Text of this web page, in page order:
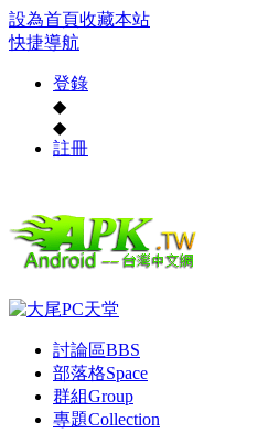
設為首頁收藏本站
快捷導航
登錄
◆
◆
註冊
討論區BBS
部落格Space
群組Group
專題Collection